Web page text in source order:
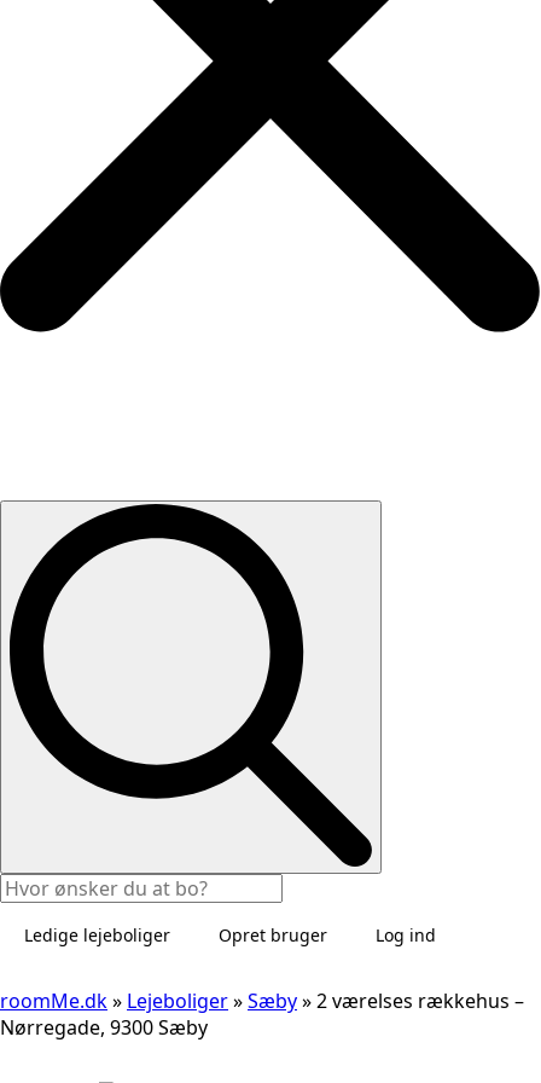
Ledige lejeboliger Opret bruger Log ind
roomMe.dk» Lejeboliger»Sæby»2 værelses rækkehus –
Nørregade, 9300 Sæby